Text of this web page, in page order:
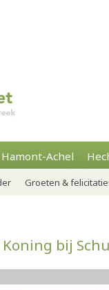
Hamont-Achel
Groeten &
Koning bij